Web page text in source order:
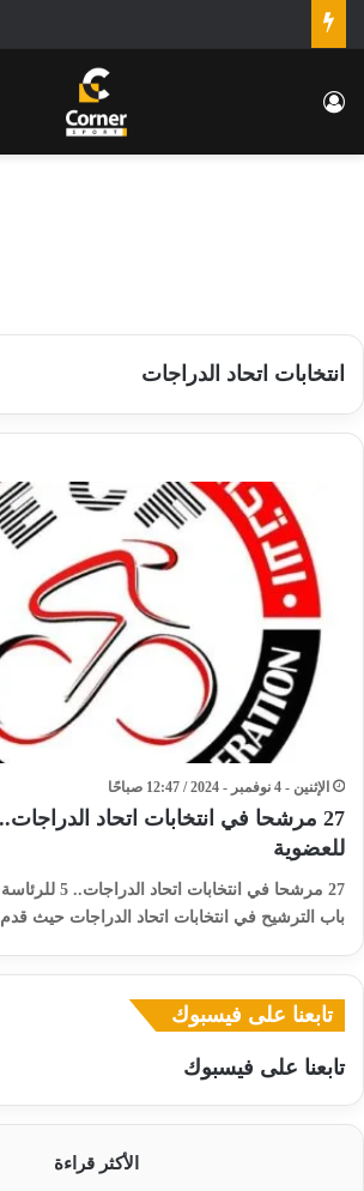
تسجيل الدخول
انتخابات اتحاد الدراجات
الإثنين - 4 نوفمبر - 2024 / 12:47 صباحًا
للعضوية
باب الترشيح في انتخابات اتحاد الدراجات حيث قدم27…
تابعنا على فيسبوك
تابعنا على فيسبوك
الأكثر قراءة